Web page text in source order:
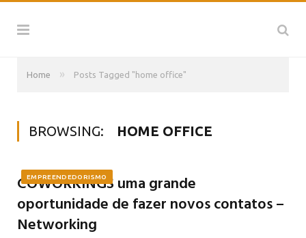
Home » Posts Tagged "home office"
BROWSING: HOME OFFICE
EMPREENDEDORISMO
COWORKINGS uma grande
oportunidade de fazer novos contatos –
Networking